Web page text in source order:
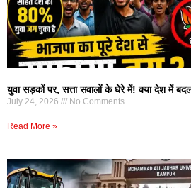
युवा सड़कों पर, सत्ता सवालों के घेरे में! क्या देश में
July 24, 2026 No Comments
Read More »